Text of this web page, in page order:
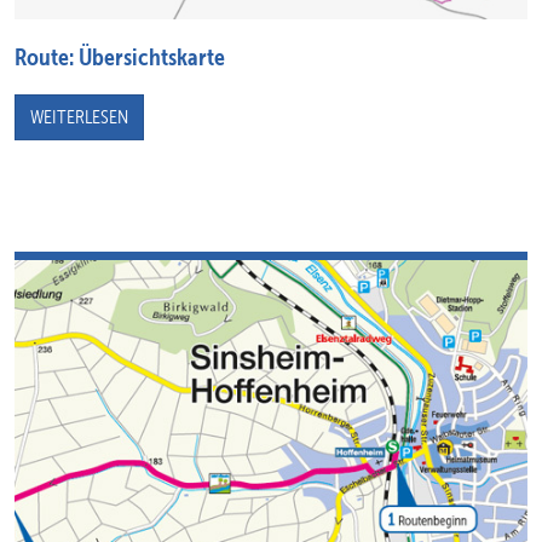
Route: Übersichtskarte
WEITERLESEN